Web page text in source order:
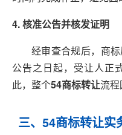
4. 核准公告并核发证明
经审查合规后，商
公告之日起，受让人正
此，整个54商标转让流程
三、54商标转让实